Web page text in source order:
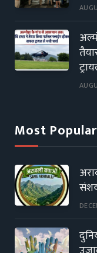
Most Popular